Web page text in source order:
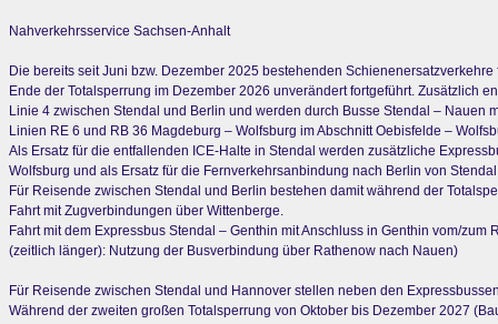
Nahverkehrsservice Sachsen-Anhalt
Die bereits seit Juni bzw. Dezember 2025 bestehenden
Ende der Totalsperrung im Dezember 2026 unverändert fortgeführt. Zusätzlich
Linie 4 zwischen Stendal und Berlin und werden durch Busse Stendal – Nauen
Linien RE 6 und RB 36 Magdeburg – Wolfsburg im Abschnitt Oebisfelde –
Als Ersatz für die entfallenden ICE-Halte in Stendal werden zusätzliche
Wolfsburg und als Ersatz für die Fernverkehrsanbindung nach Berlin von
Für Reisende zwischen Stendal und Berlin bestehen damit während der
Fahrt mit Zugverbindungen über Wittenberge.
Fahrt mit dem Expressbus Stendal – Genthin mit Anschluss in Genthin vom/zum
(zeitlich länger): Nutzung der Busverbindung über Rathenow nach Nauen)
Für Reisende zwischen Stendal und Hannover stellen neben den
Während der zweiten großen Totalsperrung von Oktober bis Dezember 2027